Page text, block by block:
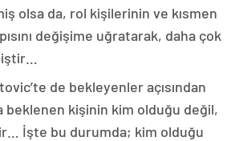
olsa da, rol kişilerinin ve kısmen
değişime uğratarak, daha çok
de bekleyenler açısından
beklenen kişinin kim olduğu değil,
İşte bu durumda; kim olduğu